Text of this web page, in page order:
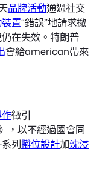
品牌活動通過社交
置“錯誤”地請求撤
在失效。特朗普
會給american帶來
徵引
，以不經過國會同
列攤位設計加沈浸